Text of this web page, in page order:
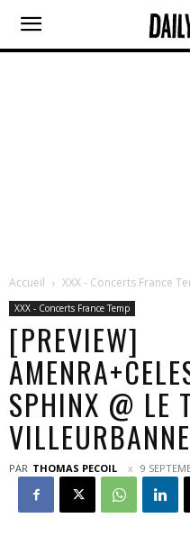
Accueil XXX - Concerts France
XXX - Concerts France Temp
[PREVIEW]
SPHINX @ LE
PAR THOMAS PECOIL 9